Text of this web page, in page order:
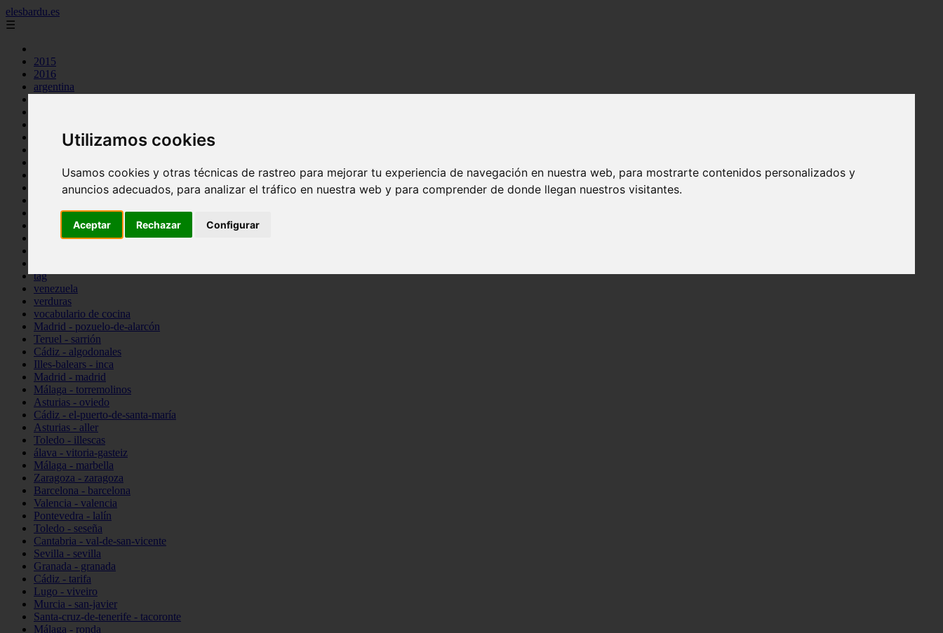
Utilizamos cookies
Usamos cookies y otras técnicas de rastreo para mejorar tu experiencia de navegación en nuestra web, para mostrarte contenidos personalizados y
anuncios adecuados, para analizar el tráfico en nuestra web y para comprender de donde llegan nuestros visitantes.
Aceptar Rechazar Configurar
elesbardu.es
☰
2015
2016
argentina
cocina casera
comidas
huevos
mariscos
postres
tag
venezuela
verduras
vocabulario de cocina
Madrid - pozuelo-de-alarcón
Teruel - sarrión
Cádiz - algodonales
Illes-balears - inca
Madrid - madrid
Málaga - torremolinos
Asturias - oviedo
Cádiz - el-puerto-de-santa-maría
Asturias - aller
Toledo - illescas
álava - vitoria-gasteiz
Málaga - marbella
Zaragoza - zaragoza
Barcelona - barcelona
Valencia - valencia
Pontevedra - lalín
Toledo - seseña
Cantabria - val-de-san-vicente
Sevilla - sevilla
Granada - granada
Cádiz - tarifa
Lugo - viveiro
Murcia - san-javier
Santa-cruz-de-tenerife - tacoronte
Málaga - ronda